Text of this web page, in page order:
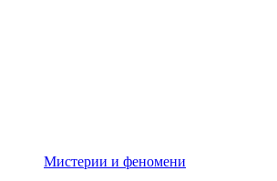
Мистерии и феномени